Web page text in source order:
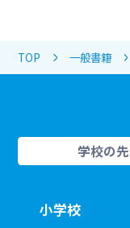
TOP 一般書籍
学校の
小学校